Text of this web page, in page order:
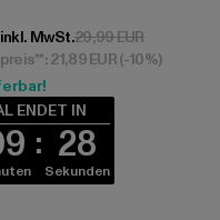
23,99 EUR
inkl. MwSt.29,99 EUR
21,89 EUR(-10%)
ENDET IN
28
Sekunden